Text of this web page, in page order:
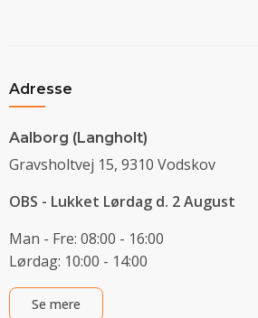
Adresse
Aalborg (Langholt)
Gravsholtvej 15, 9310 Vodskov
OBS - Lukket Lørdag d. 2 August
Man - Fre: 08:00 - 16:00
Lørdag: 10:00 - 14:00
Se mere